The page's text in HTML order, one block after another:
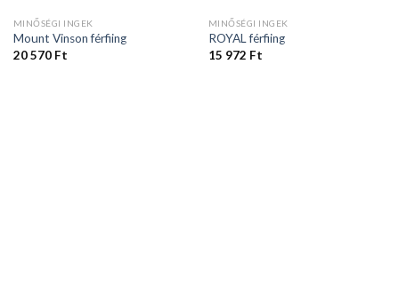
MINŐSÉGI INGEK
Mount Vinson férfiing
20 570 Ft
MINŐSÉGI INGEK
ROYAL férfiing
15 972 Ft